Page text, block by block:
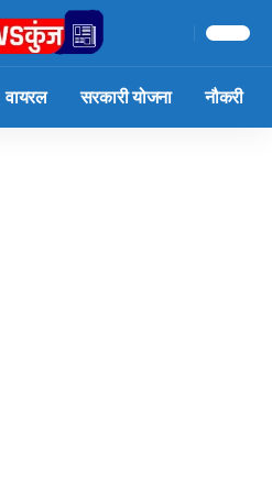
वायरल सरकारी योजना नौकरी